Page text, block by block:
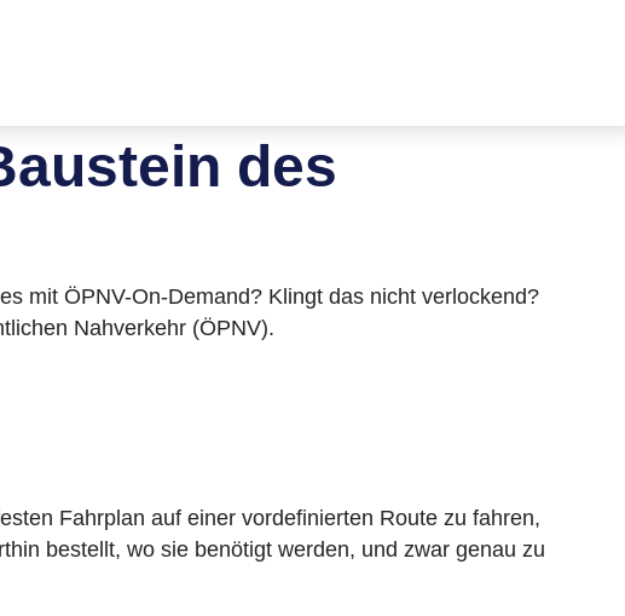
des
mit ÖPNV-On-Demand? Klingt das nicht verlockend?
Nahverkehr (ÖPNV).
Fahrplan auf einer vordefinierten Route zu fahren,
bestellt, wo sie benötigt werden, und zwar genau zu